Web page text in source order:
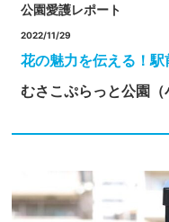
公園愛護レポート
2022/11/29
花の魅力を伝える！
むさこぷらっと公園（